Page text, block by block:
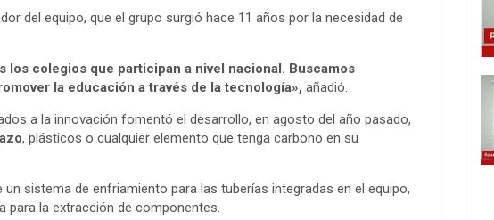
del equipo, que el grupo surgió hace 11 años por la necesidad de
los colegios que participan a nivel nacional. Buscamos
la educación a través de la tecnología», añadió.
a la innovación fomentó el desarrollo, en agosto del año pasado,
, plásticos o cualquier elemento que tenga carbono en su
un sistema de enfriamiento para las tuberías integradas en el equipo,
para la extracción de componentes.